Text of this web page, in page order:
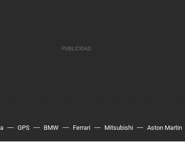
GPS BMW Ferrari Mitsubishi Aston Martin